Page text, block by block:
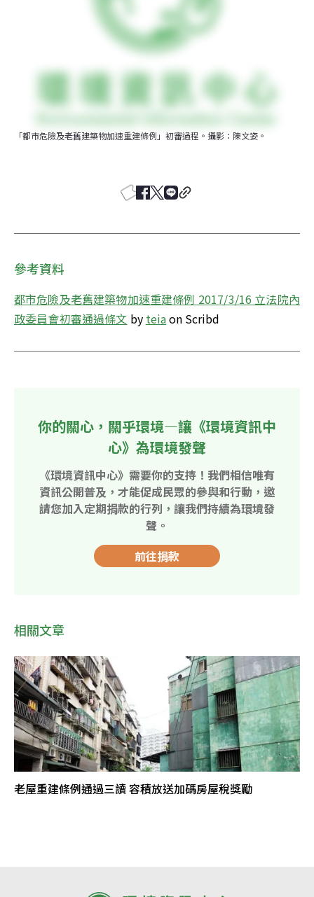
「都市危險及老舊建築物加速重建條例」初審過程。攝影：陳文姿。
參考資料
都市危險及老舊建築物加速重建條例 2017/3/16 立法院內
政委員會初審通過條文 by teia on Scribd
你的關心，關乎環境—讓《環境資訊中
心》為環境發聲
《環境資訊中心》需要你的支持！我們相信唯有
資訊公開普及，才能促成民眾的參與和行動，邀
請您加入定期捐款的行列，讓我們持續為環境發
聲。
前往捐款
相關文章
老屋重建條例通過三讀 容積放送加碼房屋稅獎勵